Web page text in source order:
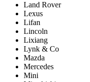
Land Rover
Lexus
Lifan
Lincoln
Lixiang
Lynk & Co
Mazda
Mercedes
Mini